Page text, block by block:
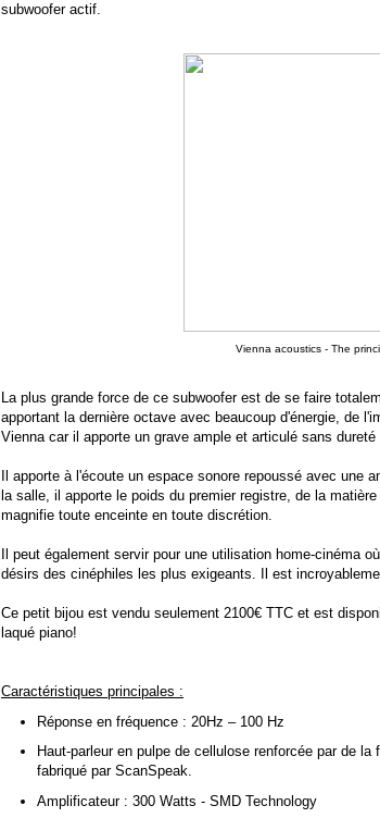
subwoofer actif.
Vienna acoustics - The
La plus grande force de ce subwoofer est de se faire
apportant la dernière octave avec beaucoup d'énergie, de
Vienna car il apporte un grave ample et articulé sans
Il apporte à l'écoute un espace sonore repoussé avec une
la salle, il apporte le poids du premier registre, de la
magnifie toute enceinte en toute discrétion.
Il peut également servir pour une utilisation home-cinéma
désirs des cinéphiles les plus exigeants. Il est
Ce petit bijou est vendu seulement 2100€ TTC et est
laqué piano!
Caractéristiques principales :
Réponse en fréquence : 20Hz – 100 Hz
Haut-parleur en pulpe de cellulose renforcée par de
fabriqué par ScanSpeak.
Amplificateur : 300 Watts - SMD Technology